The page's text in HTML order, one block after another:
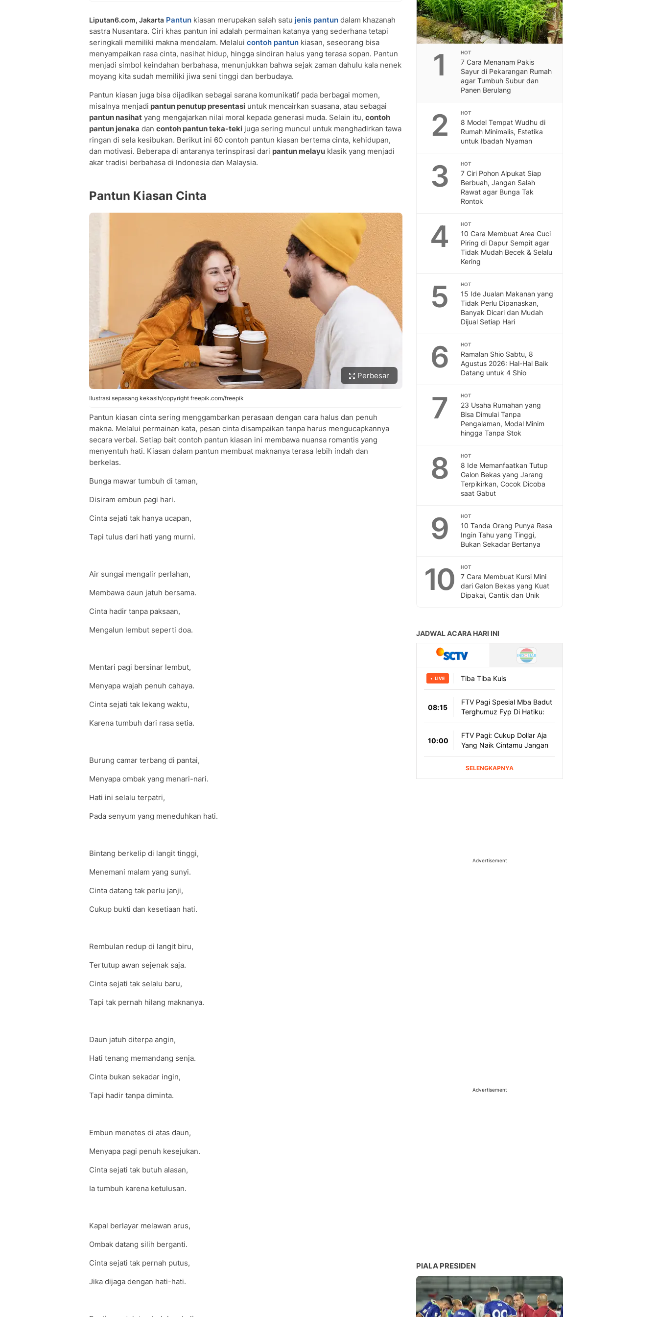
Liputan6.com, Jakarta Pantun kiasan merupakan salah satu jenis pantun dalam khazanah
sastra Nusantara. Ciri khas pantun ini adalah permainan katanya yang sederhana tetapi
seringkali memiliki makna mendalam. Melalui contoh pantun kiasan, seseorang bisa
menyampaikan rasa cinta, nasihat hidup, hingga sindiran halus yang terasa sopan. Pantun
menjadi simbol keindahan berbahasa, menunjukkan bahwa sejak zaman dahulu kala nenek
moyang kita sudah memiliki jiwa seni tinggi dan berbudaya.
Pantun kiasan juga bisa dijadikan sebagai sarana komunikatif pada berbagai momen,
misalnya menjadi pantun penutup presentasi untuk mencairkan suasana, atau sebagai
pantun nasihat yang mengajarkan nilai moral kepada generasi muda. Selain itu, contoh
pantun jenaka dan contoh pantun teka-teki juga sering muncul untuk menghadirkan tawa
ringan di sela kesibukan. Berikut ini 60 contoh pantun kiasan bertema cinta, kehidupan,
dan motivasi. Beberapa di antaranya terinspirasi dari pantun melayu klasik yang menjadi
akar tradisi berbahasa di Indonesia dan Malaysia.
Pantun Kiasan Cinta
Perbesar
Ilustrasi sepasang kekasih/copyright freepik.com/freepik
Pantun kiasan cinta sering menggambarkan perasaan dengan cara halus dan penuh
makna. Melalui permainan kata, pesan cinta disampaikan tanpa harus mengucapkannya
secara verbal. Setiap bait contoh pantun kiasan ini membawa nuansa romantis yang
menyentuh hati. Kiasan dalam pantun membuat maknanya terasa lebih indah dan
berkelas.
Bunga mawar tumbuh di taman,
Disiram embun pagi hari.
Cinta sejati tak hanya ucapan,
Tapi tulus dari hati yang murni.
Air sungai mengalir perlahan,
Membawa daun jatuh bersama.
Cinta hadir tanpa paksaan,
Mengalun lembut seperti doa.
Mentari pagi bersinar lembut,
Menyapa wajah penuh cahaya.
Cinta sejati tak lekang waktu,
Karena tumbuh dari rasa setia.
Burung camar terbang di pantai,
Menyapa ombak yang menari-nari.
Hati ini selalu terpatri,
Pada senyum yang meneduhkan hati.
Bintang berkelip di langit tinggi,
Menemani malam yang sunyi.
Cinta datang tak perlu janji,
Cukup bukti dan kesetiaan hati.
Rembulan redup di langit biru,
Tertutup awan sejenak saja.
Cinta sejati tak selalu baru,
Tapi tak pernah hilang maknanya.
Daun jatuh diterpa angin,
Hati tenang memandang senja.
Cinta bukan sekadar ingin,
Tapi hadir tanpa diminta.
Embun menetes di atas daun,
Menyapa pagi penuh kesejukan.
Cinta sejati tak butuh alasan,
Ia tumbuh karena ketulusan.
Kapal berlayar melawan arus,
Ombak datang silih berganti.
Cinta sejati tak pernah putus,
Jika dijaga dengan hati-hati.
1 HOT
7 Cara Menanam Pakis
Sayur di Pekarangan Rumah
agar Tumbuh Subur dan
Panen Berulang
2 HOT
8 Model Tempat Wudhu di
Rumah Minimalis, Estetika
untuk Ibadah Nyaman
3 HOT
7 Ciri Pohon Alpukat Siap
Berbuah, Jangan Salah
Rawat agar Bunga Tak
Rontok
4 HOT
10 Cara Membuat Area Cuci
Piring di Dapur Sempit agar
Tidak Mudah Becek & Selalu
Kering
5 HOT
15 Ide Jualan Makanan yang
Tidak Perlu Dipanaskan,
Banyak Dicari dan Mudah
Dijual Setiap Hari
6 HOT
Ramalan Shio Sabtu, 8
Agustus 2026: Hal-Hal Baik
Datang untuk 4 Shio
7 HOT
23 Usaha Rumahan yang
Bisa Dimulai Tanpa
Pengalaman, Modal Minim
hingga Tanpa Stok
8 HOT
8 Ide Memanfaatkan Tutup
Galon Bekas yang Jarang
Terpikirkan, Cocok Dicoba
saat Gabut
9 HOT
10 Tanda Orang Punya Rasa
Ingin Tahu yang Tinggi,
Bukan Sekadar Bertanya
10 HOT
7 Cara Membuat Kursi Mini
dari Galon Bekas yang Kuat
Dipakai, Cantik dan Unik
Advertisement
Advertisement
PIALA PRESIDEN